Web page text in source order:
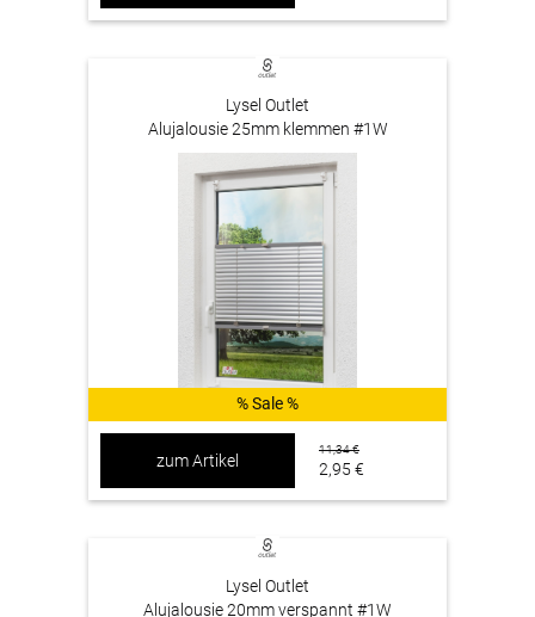
Lysel Outlet
Alujalousie 25mm klemmen #1W
% Sale %
zum Artikel
11,34 €
2,95 €
Lysel Outlet
Alujalousie 20mm verspannt #1W